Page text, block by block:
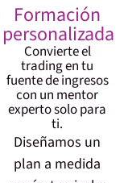
Formación
personalizada
Convierte el
trading en tu
fuente de ingresos
con un mentor
experto solo para
ti.
Diseñamos un
plan a medida